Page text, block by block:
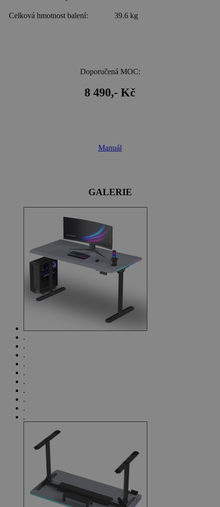
Celková hmotnost balení: 39.6 kg
Doporučená MOC:
8 490,- Kč
Manuál
GALERIE